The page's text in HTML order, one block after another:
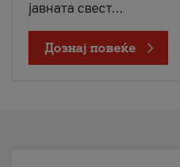
јавната свест...
Дознај повеќе